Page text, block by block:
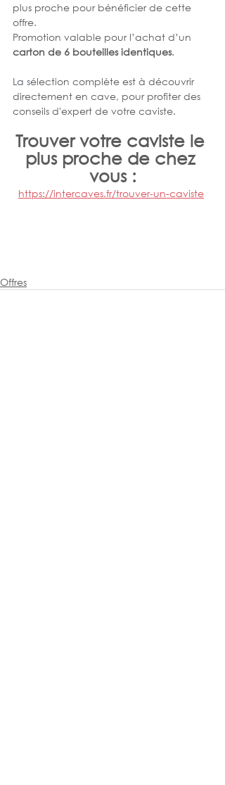
plus proche pour bénéficier de cette
offre.
Promotion valable pour l’achat d’un
carton de 6 bouteilles identiques.
La sélection complète est à découvrir
directement en cave, pour profiter des
conseils d'expert de votre caviste.
Trouver votre caviste le
plus proche de chez
vous :
https://intercaves.fr/trouver-un-caviste
Offres